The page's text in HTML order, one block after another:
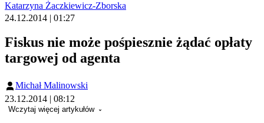
Katarzyna Żaczkiewicz-Zborska
24.12.2014 | 01:27
Fiskus nie może pośpiesznie żądać opłaty
targowej od agenta
Michał Malinowski
23.12.2014 | 08:12
Wczytaj więcej artykułów